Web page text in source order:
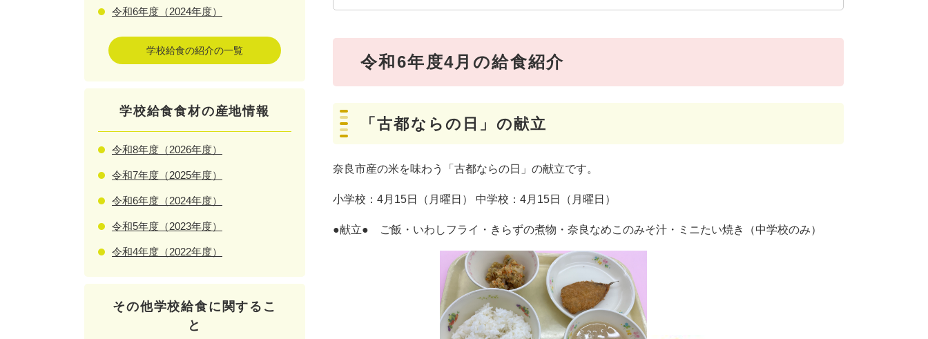
令和6年度4月の給食紹介
「古都ならの日」の献立
奈良市産の米を味わう「古都ならの日」の献立です。
小学校：4月15日（月曜日） 中学校：4月15日（月曜日）
●献立● ご飯・いわしフライ・きらずの煮物・奈良なめこのみそ汁・ミニたい焼き（中学校のみ）
令和6年度（2024年度）
学校給食の紹介の一覧
学校給食食材の産地情報
令和8年度（2026年度）
令和7年度（2025年度）
令和6年度（2024年度）
令和5年度（2023年度）
令和4年度（2022年度）
その他学校給食に関するこ
と